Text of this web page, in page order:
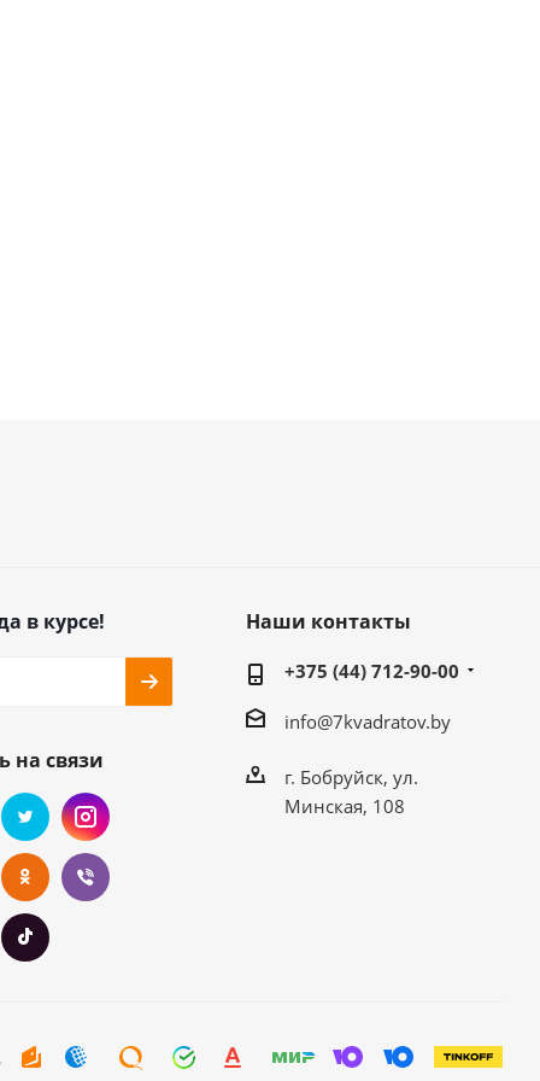
в курсе!
на связи
Наши контакты
+375 (44) 712-90-00
info@7kvadratov.by
г. Бобруйск, ул.
Минская, 108